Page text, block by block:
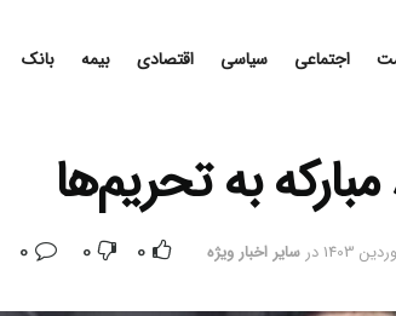
اجتماعی سیاسی اقتصادی بیمه بانک
به تحریم‌ها
در سایر اخبار ویژه 0
0